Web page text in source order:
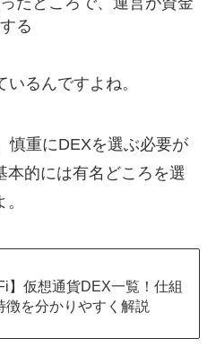
る
るんですよね。
慎重にDEXを選ぶ必要が
本的には有名どころを選
】仮想通貨DEX一覧！仕組
徴を分かりやすく解説